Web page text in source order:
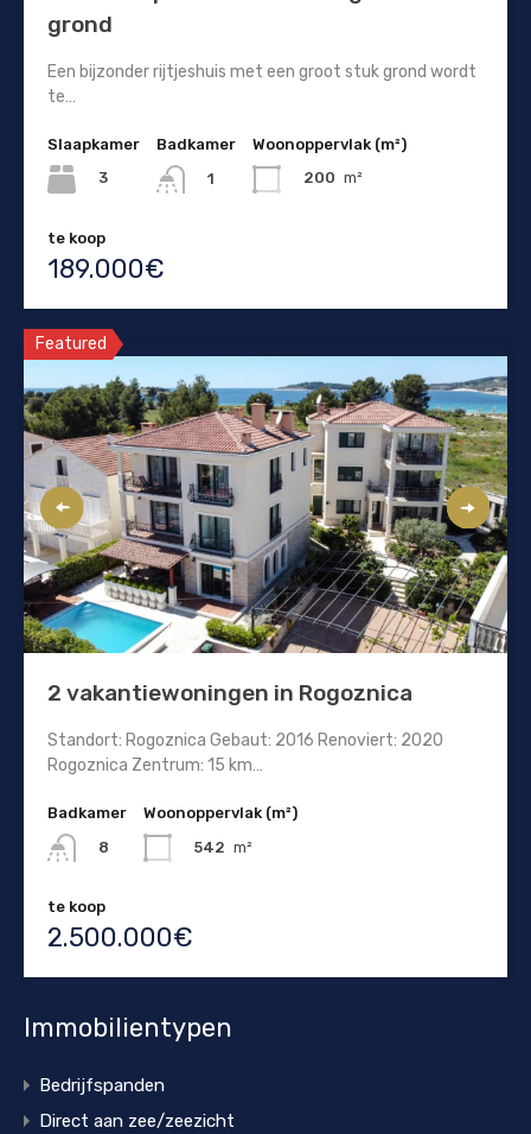
grond
Een bijzonder rijtjeshuis met een groot stuk grond wordt
te…
Slaapkamer
3
Badkamer
1
Woonoppervlak (m²)
200 m²
te koop
189.000€
Featured
2 vakantiewoningen in Rogoznica
Standort: Rogoznica Gebaut: 2016 Renoviert: 2020
Rogoznica Zentrum: 15 km…
Badkamer
8
Woonoppervlak (m²)
542 m²
te koop
2.500.000€
Immobilientypen
Bedrijfspanden
Direct aan zee/zeezicht